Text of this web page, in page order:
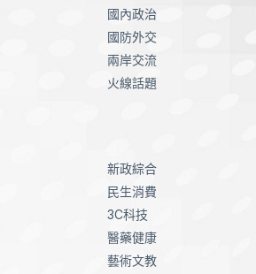
國內政治
國防外交
兩岸交流
火線話題
新政綜合
民生消費
3C科技
醫藥健康
藝術文教